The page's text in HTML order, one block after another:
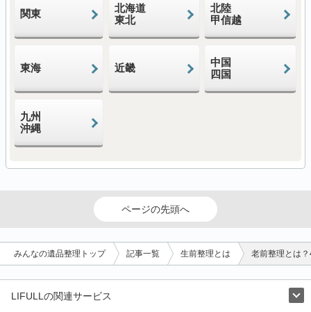
関東
北海道
東北
北陸
甲信越
東海 近畿
中国
四国
九州
沖縄
ページの先頭へ
みんなの遺品整理トップ 記事一覧 生前整理とは 老前整理とは
LIFULLの関連サービス